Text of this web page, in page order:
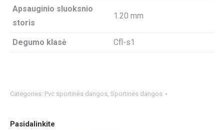
Apsauginio sluoksnio
storis
1.20 mm
Degumo klasė Cfl-s1
Categories: Pvc sportinės dangos, Sportinės dangos
Pasidalinkite